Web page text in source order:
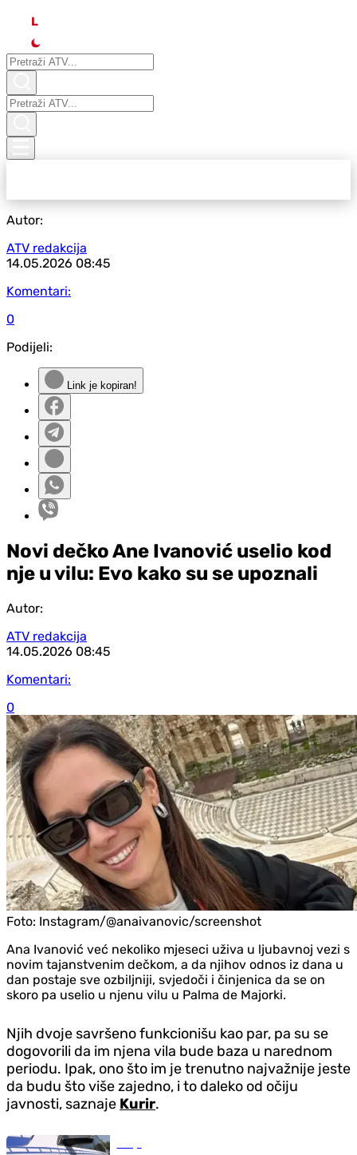
L
Autor:
ATV redakcija
14.05.2026 08:45
Komentari:
0
Podijeli:
Link je kopiran!
Novi dečko Ane Ivanović uselio kod
nje u vilu: Evo kako su se upoznali
Autor:
ATV redakcija
14.05.2026 08:45
Komentari:
0
Foto: Instagram/@anaivanovic/screenshot
Ana Ivanović već nekoliko mjeseci uživa u ljubavnoj vezi s
novim tajanstvenim dečkom, a da njihov odnos iz dana u
dan postaje sve ozbiljniji, svjedoči i činjenica da se on
skoro pa uselio u njenu vilu u Palma de Majorki.
Njih dvoje savršeno funkcionišu kao par, pa su se
dogovorili da im njena vila bude baza u narednom
periodu. Ipak, ono što im je trenutno najvažnije jeste
da budu što više zajedno, i to daleko od očiju
javnosti, saznaje Kurir.